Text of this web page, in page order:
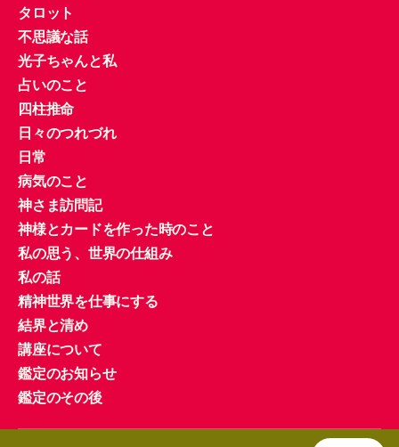
タロット
不思議な話
光子ちゃんと私
占いのこと
四柱推命
日々のつれづれ
日常
病気のこと
神さま訪問記
神様とカードを作った時のこと
私の思う、世界の仕組み
私の話
精神世界を仕事にする
結界と清め
講座について
鑑定のお知らせ
鑑定のその後